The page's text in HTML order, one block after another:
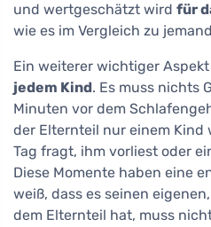
und wertgeschätzt wird für
wie es im Vergleich zu
Ein weiterer wichtiger
jedem Kind. Es muss nichts
Minuten vor dem
der Elternteil nur einem Kind
Tag fragt, ihm vorliest oder
Diese Momente haben eine
weiß, dass es seinen
dem Elternteil hat, muss